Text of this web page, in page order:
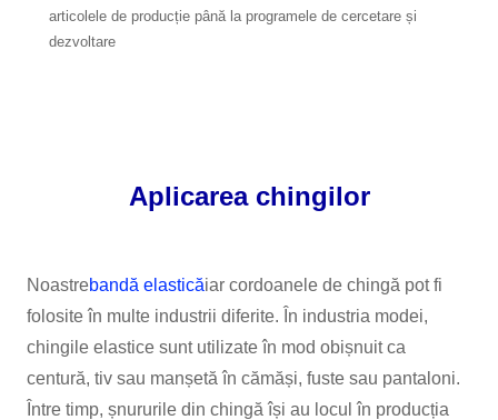
articolele de producție până la programele de cercetare și
dezvoltare
Aplicarea chingilor
Noastrebandă elasticăiar cordoanele de chingă pot fi
folosite în multe industrii diferite. În industria modei,
chingile elastice sunt utilizate în mod obișnuit ca
centură, tiv sau manșetă în cămăși, fuste sau pantaloni.
Între timp, șnururile din chingă își au locul în producția